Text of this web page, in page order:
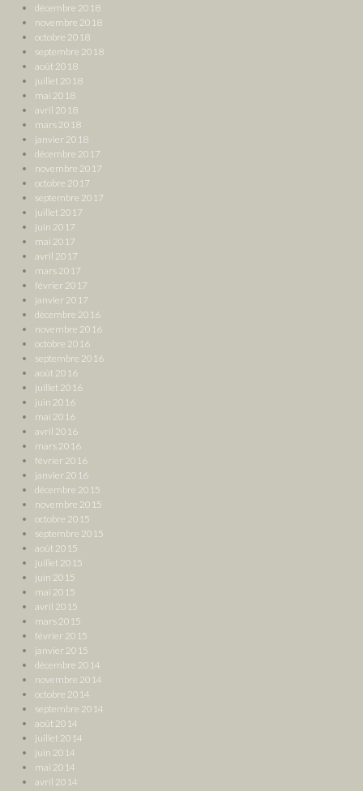
décembre 2018
novembre 2018
octobre 2018
septembre 2018
août 2018
juillet 2018
mai 2018
avril 2018
mars 2018
janvier 2018
décembre 2017
novembre 2017
octobre 2017
septembre 2017
juillet 2017
juin 2017
mai 2017
avril 2017
mars 2017
février 2017
janvier 2017
décembre 2016
novembre 2016
octobre 2016
septembre 2016
août 2016
juillet 2016
juin 2016
mai 2016
avril 2016
mars 2016
février 2016
janvier 2016
décembre 2015
novembre 2015
octobre 2015
septembre 2015
août 2015
juillet 2015
juin 2015
mai 2015
avril 2015
mars 2015
février 2015
janvier 2015
décembre 2014
novembre 2014
octobre 2014
septembre 2014
août 2014
juillet 2014
juin 2014
mai 2014
avril 2014